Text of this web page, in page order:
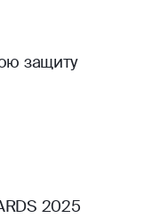
защиту
2025